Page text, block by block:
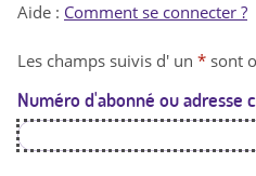
t
a
Aide : Comment se connecter ?
Les champs suivis d' un * sont
Numéro d'abonné ou adresse